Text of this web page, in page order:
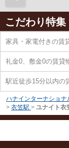
こだわり特集
家具・家電付きの賃
礼金0、敷金0の賃貸
駅近徒歩15分以内の
ハナインターナショナ
> 衣笠駅 > ユナイト衣